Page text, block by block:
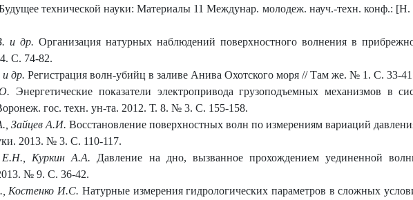
технической науки: Материалы 11 Междунар. молодеж. науч.-техн. конф.: [Н.
и др. Организация натурных наблюдений поверхностного волнения в
С. 74-82.
др. Регистрация волн-убийц в заливе Анива Охотского моря // Там же. № 1. С. 33-
Энергетические показатели электропривода грузоподъемных механизмов в
гос. техн. ун-та. 2012. Т. 8. № 3. С. 155-158.
Зайцев А.И. Восстановление поверхностных волн по измерениям вариаций
2013. № 3. С. 110-117.
Е.Н., Куркин А.А. Давление на дно, вызванное прохождением уединенной
№ 9. С. 36-42.
Костенко И.С. Натурные измерения гидрологических параметров в сложных